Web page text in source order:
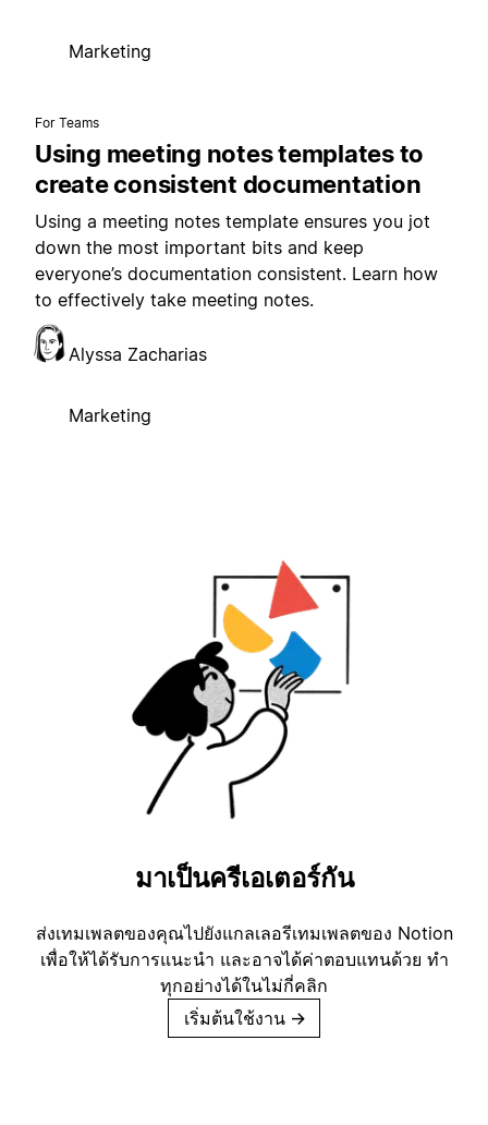
Marketing
For Teams
Using meeting notes templates to
create consistent documentation
Using a meeting notes template ensures you jot
down the most important bits and keep
everyone’s documentation consistent. Learn how
to effectively take meeting notes.
Alyssa Zacharias
Marketing
มาเป็นครีเอเตอร์กัน
ส่งเทมเพลตของคุณไปยังแกลเลอรีเทมเพลตของ Notion
เพื่อให้ได้รับการแนะนำ และอาจได้ค่าตอบแทนด้วย ทำ
ทุกอย่างได้ในไม่กี่คลิก
เริ่มต้นใช้งาน →